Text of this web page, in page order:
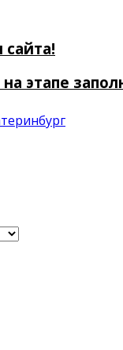
этапе